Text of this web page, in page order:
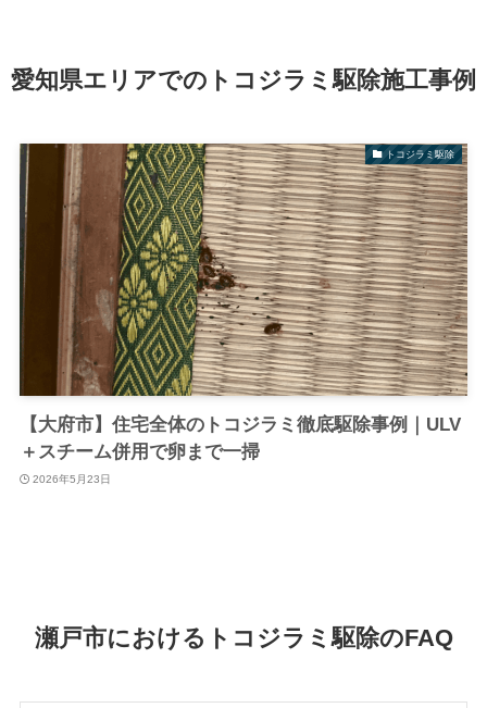
愛知県エリアでのトコジラミ駆除施工事例
トコジラミ駆除
【大府市】住宅全体のトコジラミ徹底駆除事例｜ULV
＋スチーム併用で卵まで一掃
2026年5月23日
瀬戸市におけるトコジラミ駆除のFAQ